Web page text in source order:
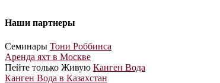
Наши партнеры
Cеминары Тони Роббинса
Аренда яхт в Москве
Пейте только Живую Канген Вода
Канген Вода в Казахстан